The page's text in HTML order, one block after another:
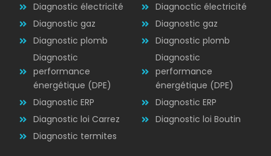
Diagnostic
ÉLECTRICITÉ
Diagnostic électricité
Diagnostic gaz
Diagnostic plomb
Diagnostic
performance
énergétique (DPE)
Diagnostic ERP
Diagnostic loi Carrez
Diagnostic termites
Diagnoctic électricité
Diagnostic gaz
Diagnostic plomb
Diagnostic
performance
énergétique (DPE)
Diagnostic ERP
Diagnostic loi Boutin